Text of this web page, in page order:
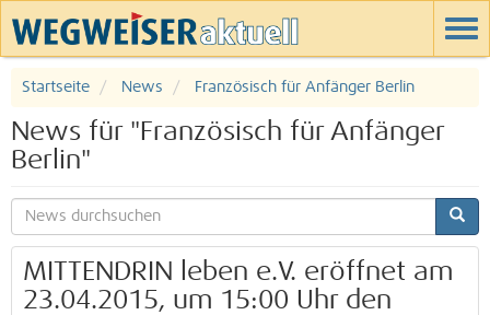
Startseite News Französisch für Anfänger Berlin
News für "Französisch für Anfänger
Berlin"
MITTENDRIN leben e.V. eröffnet am
23.04.2015, um 15:00 Uhr den